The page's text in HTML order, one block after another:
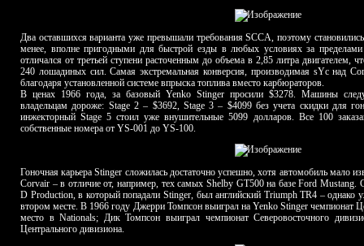
Два оставшихся варианта уже превышали требования SCCA, поэтому
менее, вполне пригодными для быстрой езды в любых условиях за пределами
отличался от третьей ступени расточенным до объема в 2,85 литра двигателем,
240 лошадиных сил. Самая экстремальная конверсия, производимая sYc над
благодаря установленной системе впрыска топлива вместо карбюраторов.
В ценах 1966 года, за базовый Yenko Stinger просили $3278. Машины
владельцам дороже: Stage 2 – $3692, Stage 3 – $4099 без учета скидки для
инжекторный Stage 5 стоил уже внушительные 5099 долларов. Все 100
собственные номера от YS-001 до YS-100.
Гоночная карьера Stinger сложилась достаточно успешно, хотя автомобиль мало
Corvair – в отличие от, например, тех самых Shelby GT500 на базе Ford
D Production, в который попадали Stinger, был английский Triumph TR4 – однако
втором месте. В 1966 году Джерри Томпсон выиграл на Yenko Stinger чемпионат
место в Nationals; Дик Томпсон выиграл чемпионат Северовосточного
Центрального дивизиона.